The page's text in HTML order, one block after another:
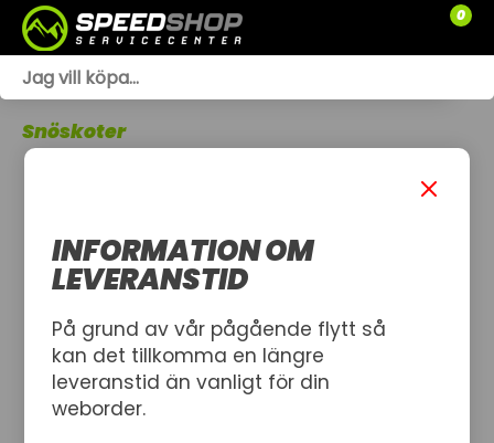
0
SLÄPVAGNAR
Snöskoter
INFORMATION OM
LEVERANSTID
På grund av vår pågående flytt så
kan det tillkomma en längre
leveranstid än vanligt för din
weborder.